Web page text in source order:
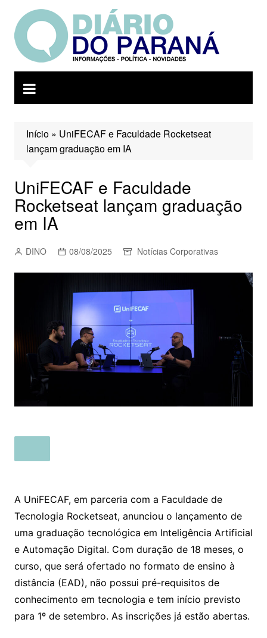
para
conteúdo
Início» UniFECAF e Faculdade Rocketseat
lançam graduação em IA
UniFECAF e Faculdade
Rocketseat lançam graduação
em IA
DINO 08/08/2025 Notícias Corporativas
A UniFECAF, em parceria com a Faculdade de
Tecnologia Rocketseat, anunciou o lançamento de
uma graduação tecnológica em Inteligência Artificial
e Automação Digital. Com duração de 18 meses, o
curso, que será ofertado no formato de ensino à
distância (EAD), não possui pré-requisitos de
conhecimento em tecnologia e tem início previsto
para 1º de setembro. As inscrições já estão abertas.